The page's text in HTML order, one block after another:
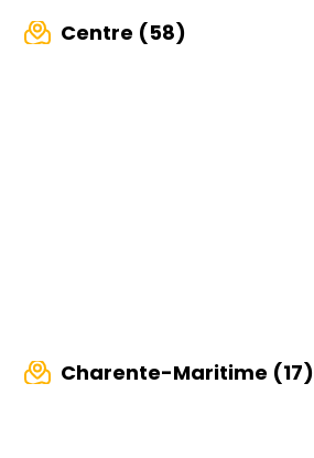
Centre (58)
Charente-Maritime (17)